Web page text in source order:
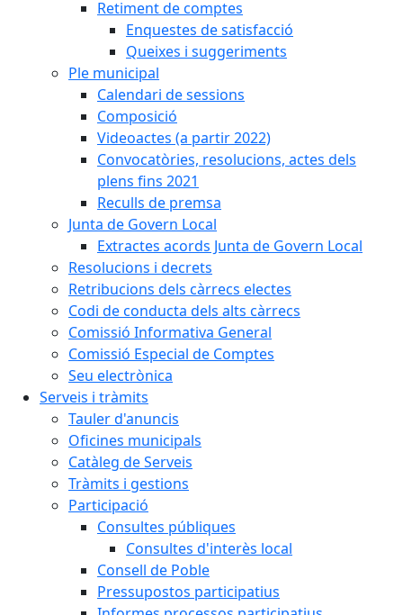
Retiment de comptes
Enquestes de satisfacció
Queixes i suggeriments
Ple municipal
Calendari de sessions
Composició
Videoactes (a partir 2022)
Convocatòries, resolucions, actes dels
plens fins 2021
Reculls de premsa
Junta de Govern Local
Extractes acords Junta de Govern Local
Resolucions i decrets
Retribucions dels càrrecs electes
Codi de conducta dels alts càrrecs
Comissió Informativa General
Comissió Especial de Comptes
Seu electrònica
Serveis i tràmits
Tauler d'anuncis
Oficines municipals
Catàleg de Serveis
Tràmits i gestions
Participació
Consultes públiques
Consultes d'interès local
Consell de Poble
Pressupostos participatius